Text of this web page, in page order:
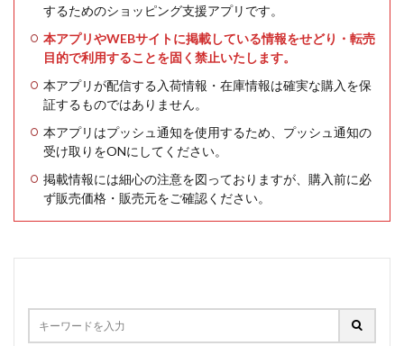
するためのショッピング支援アプリです。
本アプリやWEBサイトに掲載している情報をせどり・転売
目的で利用することを固く禁止いたします。
本アプリが配信する入荷情報・在庫情報は確実な購入を保
証するものではありません。
本アプリはプッシュ通知を使用するため、プッシュ通知の
受け取りをONにしてください。
掲載情報には細心の注意を図っておりますが、購入前に必
ず販売価格・販売元をご確認ください。